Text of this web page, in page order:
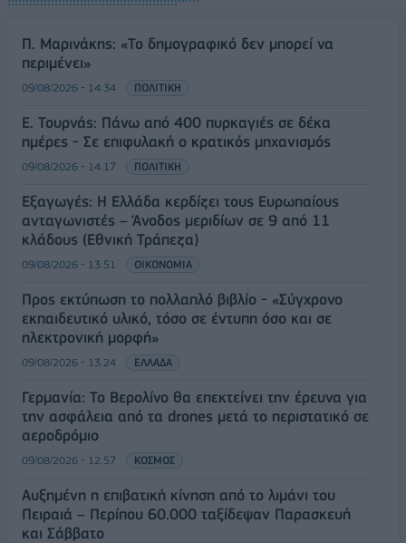
Π. Μαρινάκης: «Το δημογραφικό δεν μπορεί να
περιμένει»
09/08/2026 - 14:34 ΠΟΛΙΤΙΚΗ
Ε. Τουρνάς: Πάνω από 400 πυρκαγιές σε δέκα
ημέρες - Σε επιφυλακή ο κρατικός μηχανισμός
09/08/2026 - 14:17 ΠΟΛΙΤΙΚΗ
Εξαγωγές: Η Ελλάδα κερδίζει τους Ευρωπαίους
ανταγωνιστές – Άνοδος μεριδίων σε 9 από 11
κλάδους (Εθνική Τράπεζα)
09/08/2026 - 13:51 ΟΙΚΟΝΟΜΙΑ
Προς εκτύπωση το πολλαπλό βιβλίο - «Σύγχρονο
εκπαιδευτικό υλικό, τόσο σε έντυπη όσο και σε
ηλεκτρονική μορφή»
09/08/2026 - 13:24 ΕΛΛΑΔΑ
Γερμανία: Το Βερολίνο θα επεκτείνει την έρευνα για
την ασφάλεια από τα drones μετά το περιστατικό σε
αεροδρόμιο
09/08/2026 - 12:57 ΚΟΣΜΟΣ
Αυξημένη η επιβατική κίνηση από το λιμάνι του
Πειραιά – Περίπου 60.000 ταξίδεψαν Παρασκευή
και Σάββατο